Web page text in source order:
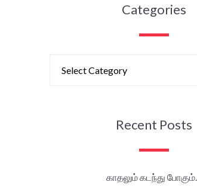
Categories
Recent Posts
காதலும் கடந்து போகும்…